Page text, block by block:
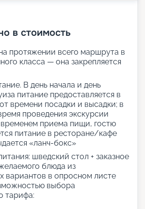
в стоимость
протяжении всего маршрута в
класса — она закрепляется
В день начала и день
питание предоставляется в
времени посадки и высадки; в
проведения экскурсии
приема пищи, гостю
питание в ресторане/кафе
«ланч-бокс»
шведский стол + заказное
блюда из
вариантов в опросном листе
выбора
тарифа: